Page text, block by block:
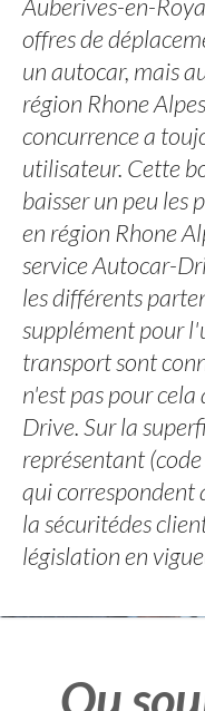
Auberives-en-
offres de
un autocar, mais
région Rhone
concurrence a
utilisateur. Cette
baisser un peu les
en région Rhone
service Autocar-
les différents
supplément pour
transport sont
n'est pas pour
Drive. Sur la
représentant
qui correspondent
la sécuritédes
législation en
Ou